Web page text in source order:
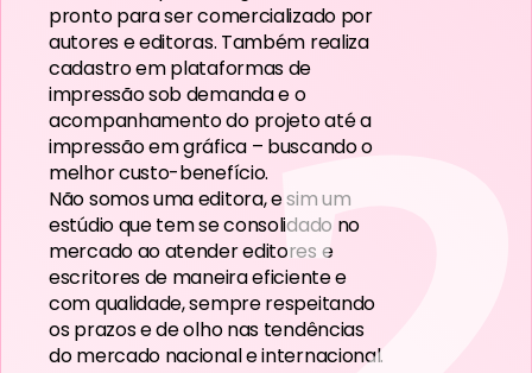
pronto para ser comercializado por
autores e editoras. Também realiza
cadastro em plataformas de
impressão sob demanda e o
acompanhamento do projeto até a
impressão em gráfica – buscando o
melhor custo-benefício.
Não somos uma editora, e sim um
estúdio que tem se consolidado no
mercado ao atender editores e
escritores de maneira eficiente e
com qualidade, sempre respeitando
os prazos e de olho nas tendências
do mercado nacional e internacional.